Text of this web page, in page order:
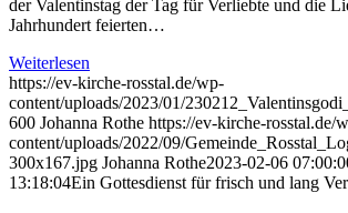
der Valentinstag der Tag für Verliebte und die
Jahrhundert feierten…
Weiterlesen
https://ev-kirche-rosstal.de/wp-
content/uploads/2023/01/
600 Johanna Rothe https://ev-kirche-rosstal.de/
content/uploads/2022/09/
300x167.jpg Johanna Rothe2023-02-06
13:18:04Ein Gottesdienst für frisch und lang